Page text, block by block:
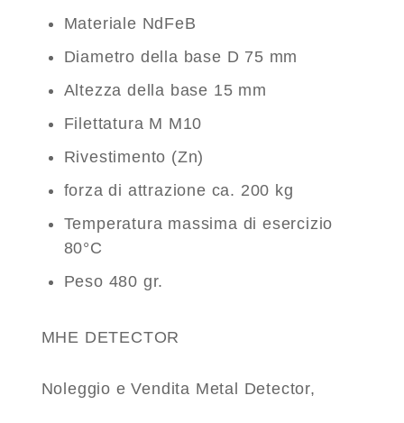
Materiale NdFeB
Diametro della base D 75 mm
Altezza della base 15 mm
Filettatura M M10
Rivestimento (Zn)
forza di attrazione ca. 200 kg
Temperatura massima di esercizio
80°C
Peso 480 gr.
MHE DETECTOR
Noleggio e Vendita Metal Detector,